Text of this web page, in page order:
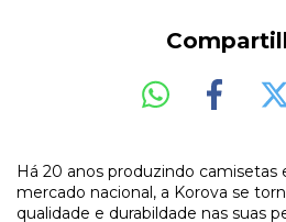
Há 20 anos produzindo camisetas
mercado nacional, a Korova se
qualidade e durabildade nas suas